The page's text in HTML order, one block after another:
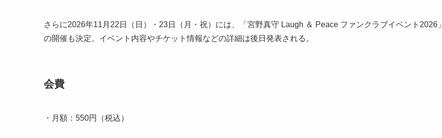
さらに2026年11月22日（日）・23日（月・祝）には、「宮野真守 Laugh ＆ Peace ファンクラブイベント2026」
の開催も決定。イベント内容やチケット情報などの詳細は後日発表される。
会費
・月額：550円（税込）